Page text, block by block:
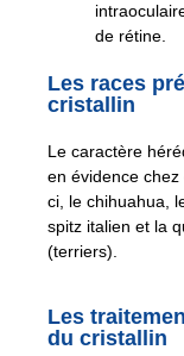
de rétine.
Les races
cristallin
Le caractère
en évidence
ci, le chihuahua,
spitz italien et la
(terriers).
Les
du cristallin